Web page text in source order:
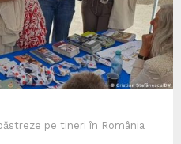
pe tineri în România